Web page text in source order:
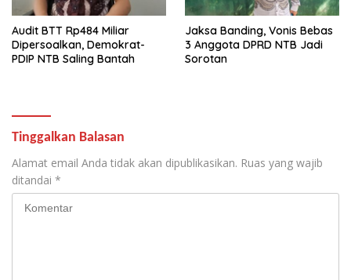
Audit BTT Rp484 Miliar
Dipersoalkan, Demokrat-
PDIP NTB Saling Bantah
Jaksa Banding, Vonis Bebas
3 Anggota DPRD NTB Jadi
Sorotan
Tinggalkan Balasan
Alamat email Anda tidak akan dipublikasikan. Ruas yang wajib
ditandai *